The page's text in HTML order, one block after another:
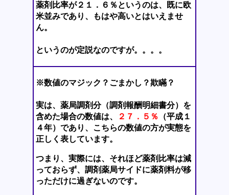
薬剤比率が２１．６％というのは、既に欧
米並みであり、もはや高いとはいえませ
ん。
というのが定説なのですが。。。。
※数値のマジック？ごまかし？欺瞞？
実は、薬局調剤分（調剤報酬明細書分）を
含めた場合の数値は、
２７．５％
（平成１
４年）であり、こちらの数値の方が実態を
正しく表しています。
つまり、実際には、それほど薬剤比率は減
っておらず、調剤薬局サイドに薬剤料が移
っただけに過ぎないのです。